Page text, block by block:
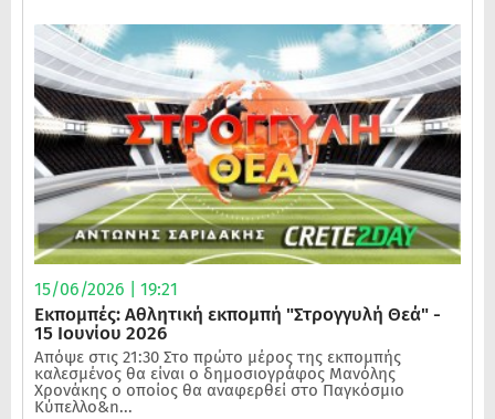
15/06/2026 | 19:21
Εκπομπές: Αθλητική εκπομπή "Στρογγυλή Θεά" -
15 Ιουνίου 2026
Απόψε στις 21:30 Στο πρώτο μέρος της εκπομπής
καλεσμένος θα είναι ο δημοσιογράφος Μανόλης
Χρονάκης ο οποίος θα αναφερθεί στο Παγκόσμιο
Κύπελλο&n...